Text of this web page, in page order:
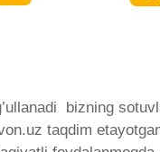
bizning
taqdim